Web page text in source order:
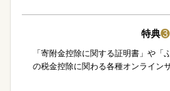
特典❸
「寄附金控除に関する証明書」や「
の税金控除に関わる各種オンライン